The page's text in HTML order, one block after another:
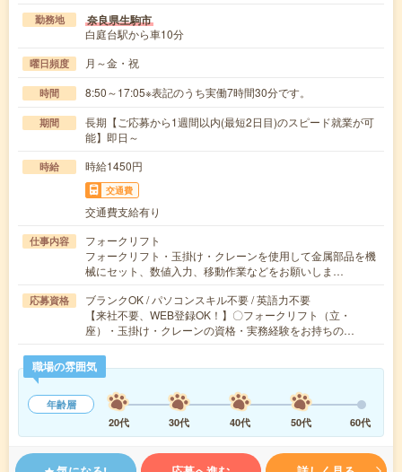
勤務地 奈良県生駒市
白庭台駅から車10分
曜日頻度 月～金・祝
時間 8:50～17:05※表記のうち実働7時間30分です。
期間
長期【ご応募から1週間以内(最短2日目)のスピード就業が可
能】即日～
時給 時給1450円
交通費
交通費支給有り
仕事内容
フォークリフト
フォークリフト・玉掛け・クレーンを使用して金属部品を機
械にセット、数値入力、移動作業などをお願いしま…
応募資格
ブランクOK / パソコンスキル不要 / 英語力不要
【来社不要、WEB登録OK！】〇フォークリフト（立・
座）・玉掛け・クレーンの資格・実務経験をお持ちの…
職場の雰囲気
年齢層
20代
30代 40代 50代 60代